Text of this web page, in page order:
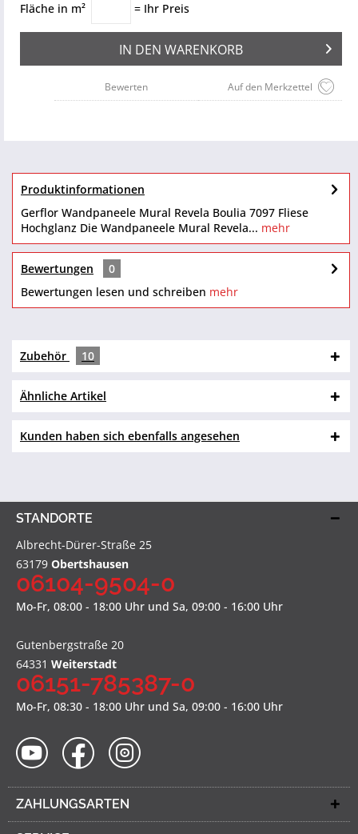
Fläche in m² = Ihr Preis
IN DEN WARENKORB
Auf den Merkzettel
Bewerten
Produktinformationen
Gerflor Wandpaneele Mural Revela Boulia 7097 Fliese
Hochglanz Die Wandpaneele Mural Revela... mehr
Bewertungen
0
Bewertungen lesen und schreiben mehr
Zubehör 10
Ähnliche Artikel
Kunden haben sich ebenfalls angesehen
STANDORTE
Albrecht-Dürer-Straße 25
63179 Obertshausen
06104-9504-0
Mo-Fr, 08:00 - 18:00 Uhr und Sa, 09:00 - 16:00 Uhr
Gutenbergstraße 20
64331 Weiterstadt
06151-785387-0
Mo-Fr, 08:30 - 18:00 Uhr und Sa, 09:00 - 16:00 Uhr
ZAHLUNGSARTEN